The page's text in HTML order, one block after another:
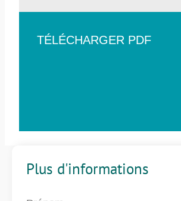
TÉLÉCHARGER PDF
Plus d'informations